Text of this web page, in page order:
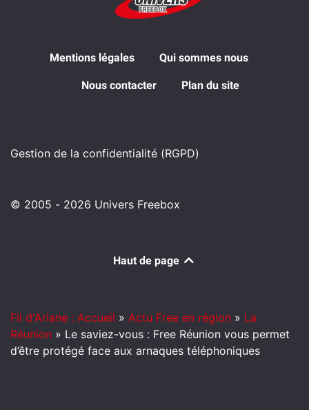
Mentions légales Qui sommes nous
Nous contacter Plan du site
Gestion de la confidentialité (RGPD)
© 2005 - 2026 Univers Freebox
Haut de page
Fil d'Ariane : Accueil » Actu Free en région » La
Réunion » Le saviez-vous : Free Réunion vous permet
d’être protégé face aux arnaques téléphoniques